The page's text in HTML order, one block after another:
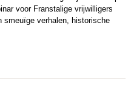
voor Franstalige vrijwilligers
smeuïge verhalen, historische